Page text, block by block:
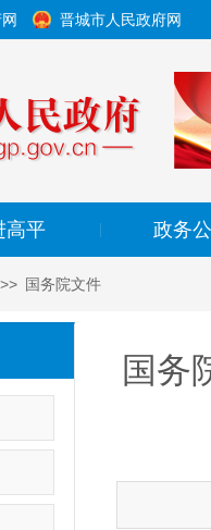
晋城市人民政府网
高平 政务
>> 国务院文件
国务